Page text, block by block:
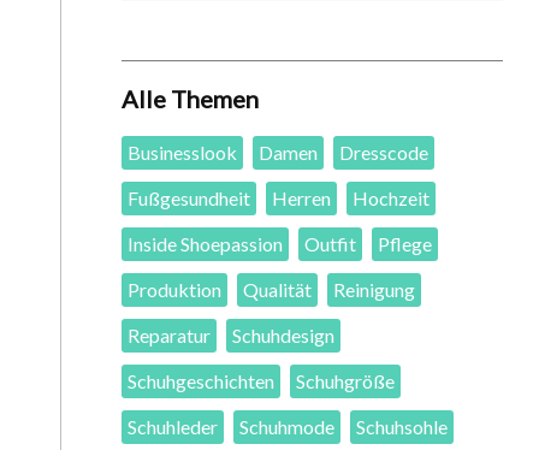
Alle Themen
Businesslook Damen
Dresscode
Fußgesundheit
Herren
Hochzeit
Inside Shoepassion
Outfit
Pflege
Produktion
Qualität
Reinigung
Reparatur
Schuhdesign
Schuhgeschichten
Schuhgröße
Schuhleder
Schuhmode
Schuhsohle